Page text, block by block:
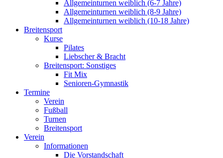
Allgemeinturnen weiblich (6-7 Jahre)
Allgemeinturnen weiblich (8-9 Jahre)
Allgemeinturnen weiblich (10-18 Jahre)
Breitensport
Kurse
Pilates
Liebscher & Bracht
Breitensport: Sonstiges
Fit Mix
Senioren-Gymnastik
Termine
Verein
Fußball
Turnen
Breitensport
Verein
Informationen
Die Vorstandschaft